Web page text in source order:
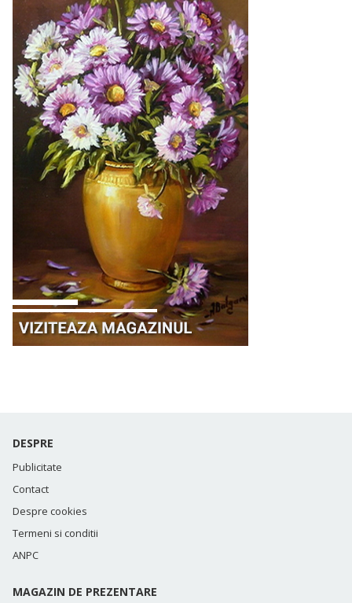
DESPRE
Publicitate
Contact
Despre cookies
Termeni si conditii
ANPC
MAGAZIN DE PREZENTARE